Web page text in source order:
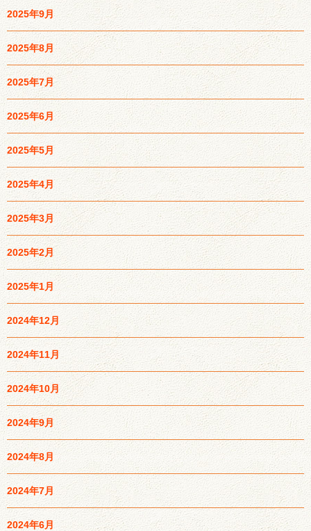
2025年9月
2025年8月
2025年7月
2025年6月
2025年5月
2025年4月
2025年3月
2025年2月
2025年1月
2024年12月
2024年11月
2024年10月
2024年9月
2024年8月
2024年7月
2024年6月